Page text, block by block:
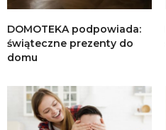
DOMOTEKA podpowiada:
świąteczne prezenty do
domu